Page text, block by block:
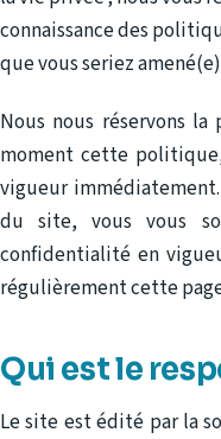
connaissance des
que vous seriez
Nous nous réservons
moment cette
vigueur
du site, vous vous
confidentialité en
régulièrement cette
Qui est le
Le site est édité par la